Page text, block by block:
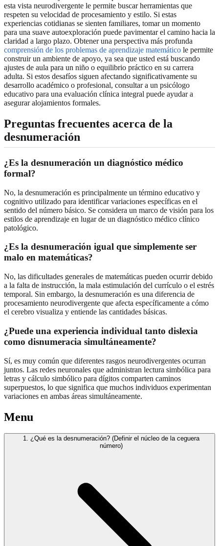
esta vista neurodivergente le permite buscar herramientas que
respeten su velocidad de procesamiento y estilo. Si estas
experiencias cotidianas se sienten familiares, tomar un momento
para una suave autoexploración puede pavimentar el camino hacia la
claridad a largo plazo. Obtener una perspectiva más profunda
comprensión de los problemas de aprendizaje matemático le permite
construir un ambiente de apoyo, ya sea que usted está buscando
ajustes de aula para un niño o equilibrio práctico en su carrera
adulta. Si estos desafíos siguen afectando significativamente su
desarrollo académico o profesional, consultar a un psicólogo
educativo para una evaluación clínica integral puede ayudar a
asegurar alojamientos formales.
Preguntas frecuentes acerca de la
desnumeración
¿Es la desnumeración un diagnóstico médico
formal?
No, la desnumeración es principalmente un término educativo y
cognitivo utilizado para identificar variaciones específicas en el
sentido del número básico. Se considera un marco de visión para los
estilos de aprendizaje en lugar de un diagnóstico médico clínico
patológico.
¿Es la desnumeración igual que simplemente ser
malo en matemáticas?
No, las dificultades generales de matemáticas pueden ocurrir debido
a la falta de instrucción, la mala estimulación del currículo o el estrés
temporal. Sin embargo, la desnumeración es una diferencia de
procesamiento neurodivergente que afecta específicamente a cómo
el cerebro visualiza y entiende las cantidades básicas.
¿Puede una experiencia individual tanto dislexia
como disnumeracia simultáneamente?
Sí, es muy común que diferentes rasgos neurodivergentes ocurran
juntos. Las redes neuronales que administran lectura simbólica para
letras y cálculo simbólico para dígitos comparten caminos
superpuestos, lo que significa que muchos individuos experimentan
variaciones en ambas áreas simultáneamente.
Menu
1. ¿Qué es la desnumeración? (Definir el núcleo de la ceguera
número)